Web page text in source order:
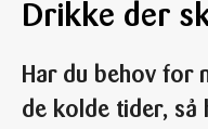
Drikke der
Har du behov for
de kolde tider, så